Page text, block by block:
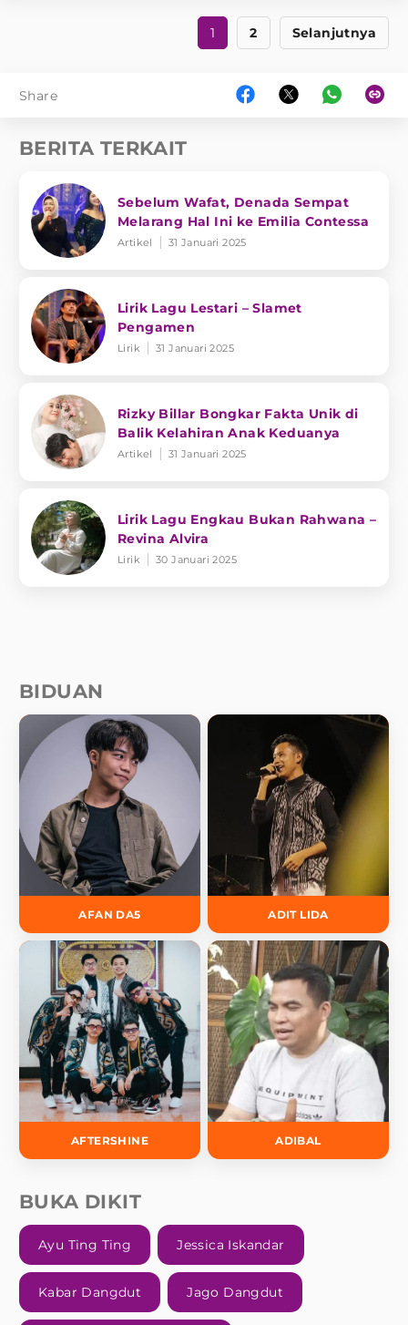
1 2 Selanjutnya
Share
BERITA TERKAIT
Sebelum Wafat, Denada Sempat
Melarang Hal Ini ke Emilia Contessa
Artikel 31 Januari 2025
Lirik Lagu Lestari – Slamet
Pengamen
Lirik 31 Januari 2025
Rizky Billar Bongkar Fakta Unik di
Balik Kelahiran Anak Keduanya
Artikel 31 Januari 2025
Lirik Lagu Engkau Bukan Rahwana –
Revina Alvira
Lirik 30 Januari 2025
BIDUAN
AFAN DA5 ADIT LIDA
AFTERSHINE ADIBAL
BUKA DIKIT
Ayu Ting Ting Jessica Iskandar
Kabar Dangdut Jago Dangdut